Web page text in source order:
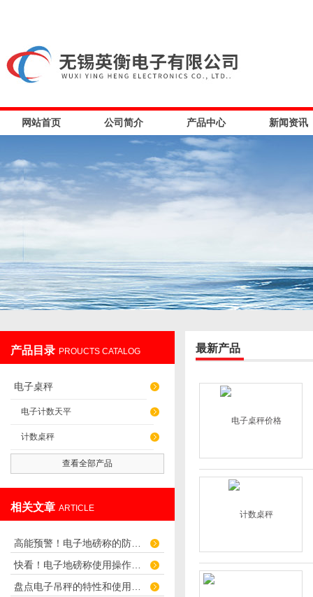
网站首页 公司简介 产品中心 新闻资讯
产品目录 PROUCTS CATALOG
电子桌秤
电子计数天平
计数桌秤
查看全部产品
相关文章 ARTICLE
最新产品